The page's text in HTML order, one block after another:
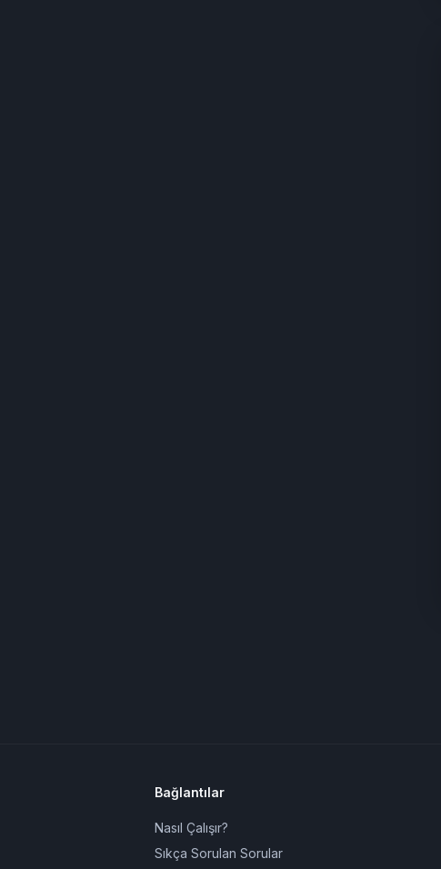
Bağlantılar
Nasıl Çalışır?
Sıkça Sorulan Sorular